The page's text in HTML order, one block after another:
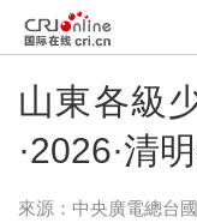
山東各級
·2026·清
來源：中央廣電總台